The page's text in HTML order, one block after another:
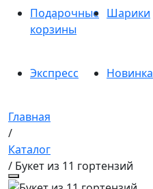
Подарочные
корзины
Шарики
Экспресс
Новинка
Главная
/
Каталог
/ Букет из 11 гортензий